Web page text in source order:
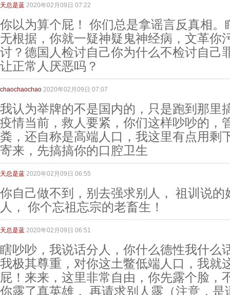
天总是蓝 2020年02月09日 07:22
你以为算个屁！ 你们总是拿谣言反真相。
无根据，你就一疑神疑鬼神经病，文革你
讨？德国人检讨自己你为什么不检讨自己
让正常人厌恶吗？
chaochaochao 2020年02月09日 07:07
我认为举牌的不是国内的，只是跑到那里
疫情当前，救人要紧，你们这样吵吵的，
粪，还自称是高端人口，我这里有点用剩
寄来，先搞搞你的口腔卫生
天总是蓝 2020年02月09日 06:55
你自己做不到，别去强求别人， 祖训说的
人， 你个忘祖忘宗的老畜生！
天总是蓝 2020年02月09日 06:51
瞎吵吵，我说话分人，你什么德性我什么
我极其尊重，对你这土鳖低端人口，我就
屁！来来，这里非常自由，你先露个脸，
你露了真英雄， 再请求别人露（注意，是